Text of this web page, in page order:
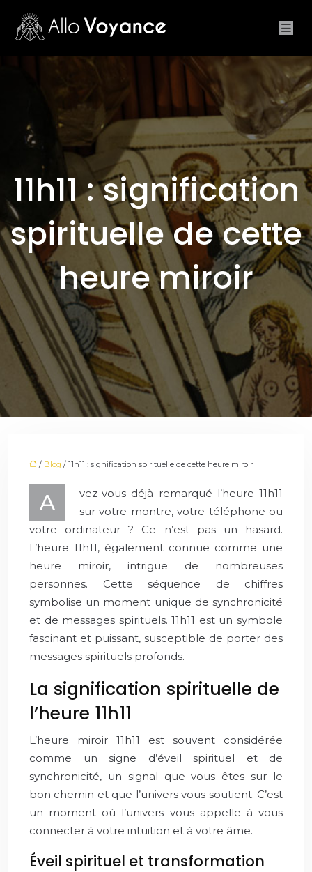
11h11 : signification
spirituelle de cette
heure miroir
/ Blog / 11h11 : signification spirituelle de cette heure miroir
A
vez-vous déjà remarqué l’heure 11h11
sur votre montre, votre téléphone ou
votre ordinateur ? Ce n’est pas un hasard.
L’heure 11h11, également connue comme une
heure miroir, intrigue de nombreuses
personnes. Cette séquence de chiffres
symbolise un moment unique de synchronicité
et de messages spirituels. 11h11 est un symbole
fascinant et puissant, susceptible de porter des
messages spirituels profonds.
La signification spirituelle de
l’heure 11h11
L’heure miroir 11h11 est souvent considérée
comme un signe d’éveil spirituel et de
synchronicité, un signal que vous êtes sur le
bon chemin et que l’univers vous soutient. C’est
un moment où l’univers vous appelle à vous
connecter à votre intuition et à votre âme.
Éveil spirituel et transformation